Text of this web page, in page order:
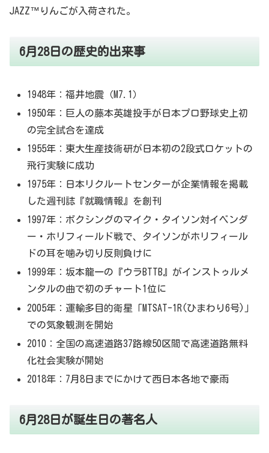
JAZZ™りんごが入荷された。
6月28日の歴史的出来事
1948年：福井地震（M7.1）
1950年：巨人の藤本英雄投手が日本プロ野球史上初
の完全試合を達成
1955年：東大生産技術研が日本初の2段式ロケットの
飛行実験に成功
1975年：日本リクルートセンターが企業情報を掲載
した週刊誌『就職情報』を創刊
1997年：ボクシングのマイク・タイソン対イベンダ
ー・ホリフィールド戦で、タイソンがホリフィール
ドの耳を噛み切り反則負けに
1999年：坂本龍一の『ウラBTTB』がインストゥルメ
ンタルの曲で初のチャート1位に
2005年：運輸多目的衛星「MTSAT-1R(ひまわり6号)」
での気象観測を開始
2010：全国の高速道路37路線50区間で高速道路無料
化社会実験が開始
2018年：7月8日までにかけて西日本各地で豪雨
6月28日が誕生日の著名人